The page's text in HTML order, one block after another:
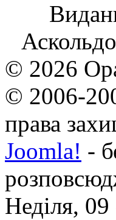
© 2026
© 2006-
права
Joomla! -
Неділя,